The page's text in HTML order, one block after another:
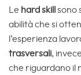
Le hard skill sono
abilità che si
l’esperienza
trasversali,
che riguardano il